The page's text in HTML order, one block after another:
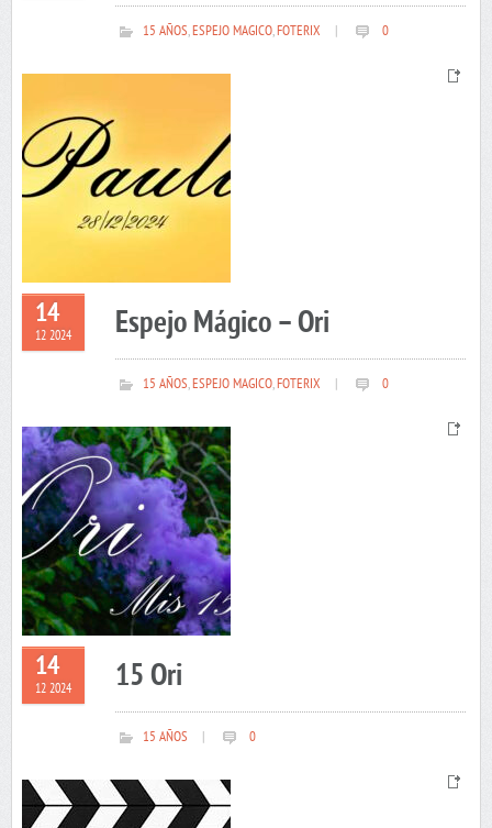
15 AÑOS,ESPEJO MAGICO,FOTERIX 0
14
12 2024 Espejo Mágico – Ori
15 AÑOS,ESPEJO MAGICO,FOTERIX 0
14
12 2024 15 Ori
15 AÑOS 0